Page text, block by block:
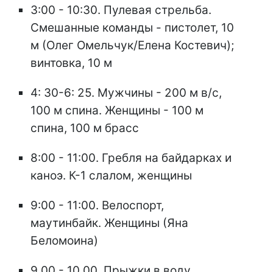
3:00 - 10:30. Пулевая стрельба.
Смешанные команды - пистолет, 10
м (Олег Омельчук/Елена Костевич);
винтовка, 10 м
4: 30-6: 25. Мужчины - 200 м в/с,
100 м спина. Женщины - 100 м
спина, 100 м брасс
8:00 - 11:00. Гребля на байдарках и
каноэ. К-1 слалом, женщины
9:00 - 11:00. Велоспорт,
маутинбайк. Женщины (Яна
Беломоина)